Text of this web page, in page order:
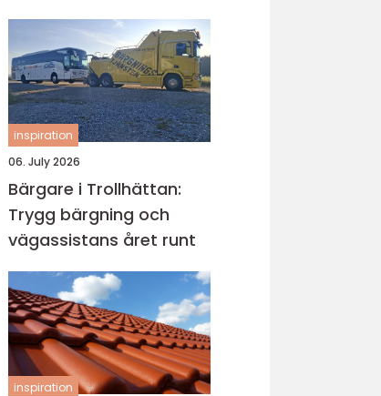
skador
inspiration
06. July 2026
Bärgare i Trollhättan:
Trygg bärgning och
vägassistans året runt
inspiration